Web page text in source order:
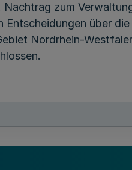
zum
über
Nordrhein-